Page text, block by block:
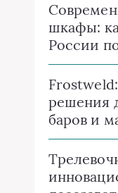
шкафы:
России
решения
баров и